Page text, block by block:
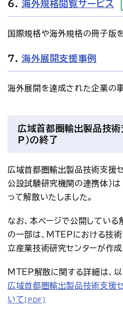
6. 海外規格閲覧サービス
国際規格や海外規格の冊子版
7. 海外展開支援事例
海外展開を達成された企業の
広域首都圏輸出製品技術
P）の終了
広域首都圏輸出製品技術支援
公設試験研究機関の連携体)
って解散いたしました。
なお、本ページで公開してい
の一部は、MTEPにおける技
立産業技術研究センターが作成
MTEP解散に関する詳細は、以
広域首都圏輸出製品技術支援
いて [PDF]